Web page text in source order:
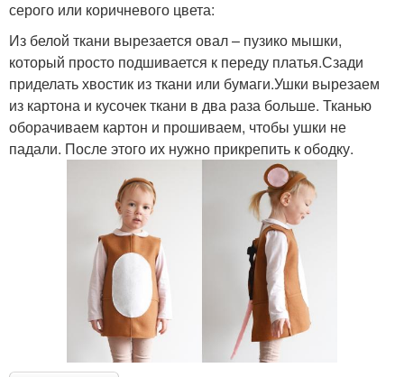
серого или коричневого цвета:
Из белой ткани вырезается овал – пузико мышки,
который просто подшивается к переду платья.Сзади
приделать хвостик из ткани или бумаги.Ушки вырезаем
из картона и кусочек ткани в два раза больше. Тканью
оборачиваем картон и прошиваем, чтобы ушки не
падали. После этого их нужно прикрепить к ободку.